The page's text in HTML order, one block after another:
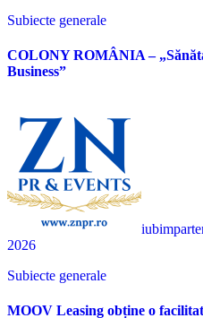
Subiecte generale
COLONY ROMÂNIA –
Business”
2026
Subiecte generale
MOOV Leasing obține o